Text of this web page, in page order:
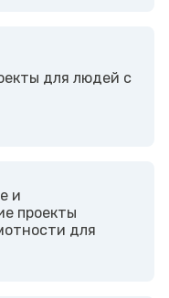
для людей с
и
проекты
для